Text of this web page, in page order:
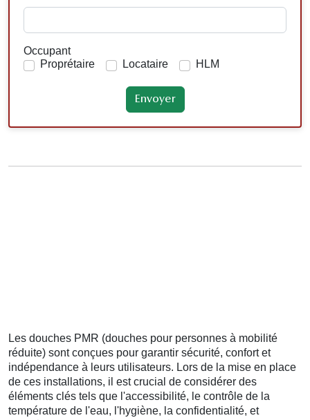
Occupant
Proprétaire
Locataire HLM
Les douches PMR (douches pour personnes à mobilité
réduite) sont conçues pour garantir sécurité, confort et
indépendance à leurs utilisateurs. Lors de la mise en place
de ces installations, il est crucial de considérer des
éléments clés tels que l'accessibilité, le contrôle de la
température de l'eau, l'hygiène, la confidentialité, et